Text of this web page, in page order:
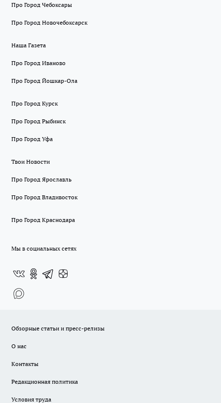
Про Город Чебоксары
Про Город Новочебоксарск
Наша Газета
Про Город Иваново
Про Город Йошкар-Ола
Про Город Курск
Про Город Рыбинск
Про Город Уфа
Твои Новости
Про Город Ярославль
Про Город Владивосток
Про Город Краснодара
Мы в социальных сетях
Обзорные статьи и пресс-релизы
О нас
Контакты
Редакционная политика
Условия труда